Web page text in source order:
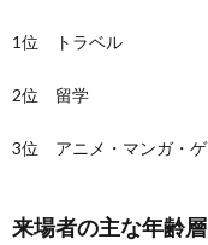
1位 トラベル
2位 留学
3位 アニメ・マンガ・ゲ
来場者の主な年齢層